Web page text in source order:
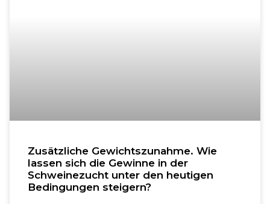
Zusätzliche Gewichtszunahme. Wie
lassen sich die Gewinne in der
Schweinezucht unter den heutigen
Bedingungen steigern?